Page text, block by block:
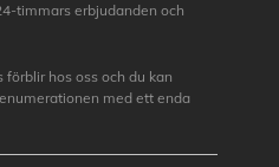
timmars erbjudanden och
förblir hos oss och du kan
med ett enda